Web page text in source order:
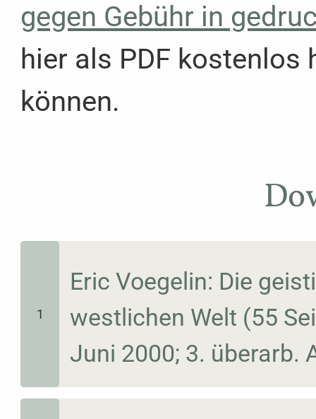
gegen Gebühr in
hier als PDF kostenlos
können.
1
Eric Voegelin: Die
westlichen Welt (55
Juni 2000; 3. überarb.